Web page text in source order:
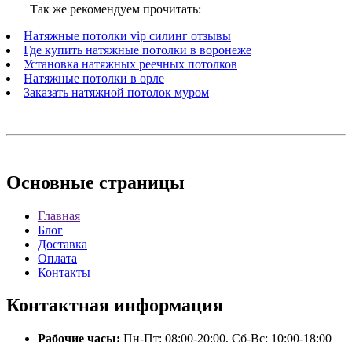
Так же рекомендуем прочитать:
Натяжные потолки vip силинг отзывы
Где купить натяжные потолки в воронеже
Установка натяжных реечных потолков
Натяжные потолки в орле
Заказать натяжной потолок муром
Основные страницы
Главная
Блог
Доставка
Оплата
Контакты
Контактная информация
Рабочие часы: Пн-Пт: 08:00-20:00, Сб-Вс: 10:00-18:00